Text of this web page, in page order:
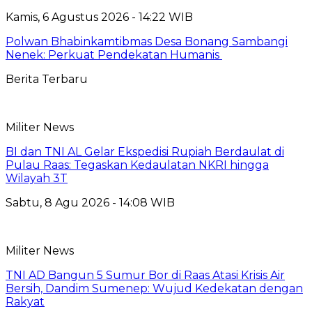
Kamis, 6 Agustus 2026 - 14:22 WIB
Polwan Bhabinkamtibmas Desa Bonang Sambangi
Nenek: Perkuat Pendekatan Humanis
Berita Terbaru
Militer News
BI dan TNI AL Gelar Ekspedisi Rupiah Berdaulat di
Pulau Raas: Tegaskan Kedaulatan NKRI hingga
Wilayah 3T
Sabtu, 8 Agu 2026 - 14:08 WIB
Militer News
TNI AD Bangun 5 Sumur Bor di Raas Atasi Krisis Air
Bersih, Dandim Sumenep: Wujud Kedekatan dengan
Rakyat